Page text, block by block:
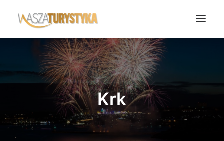
Księga wspomnień
Biura podróży
Noclegi
Polska
Krk